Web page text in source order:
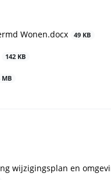
Wonen.docx
49 KB
142 KB
MB
wijzigingsplan en